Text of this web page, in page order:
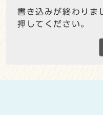
書き込みが終わりま
押してください。